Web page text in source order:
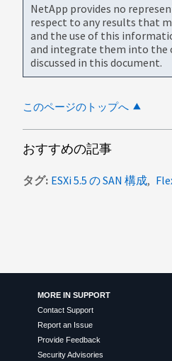
NetApp provides no
respect to any results that
and the use of this
and integrate them into the
discussed in this document.
このページのトップへ
おすすめの記事
タグ ESXi 5.5 の SAN 構成
MORE IN SUPPORT
Contact Support
Report an Issue
Provide Feedback
Security Advisories